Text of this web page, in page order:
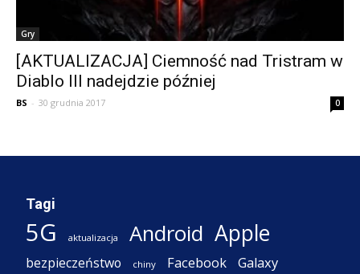
Gry
[AKTUALIZACJA] Ciemność nad Tristram w
Diablo III nadejdzie później
BS - 30 grudnia 2017 0
Tagi
5G aktualizacja Android Apple
bezpieczeństwo chiny Facebook Galaxy